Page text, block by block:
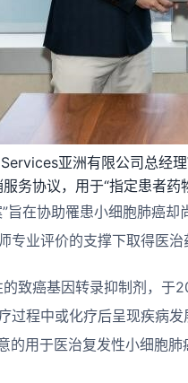
亚洲有限公司总经
务协议，用于“指定患者药
旨在协助罹患小细胞肺癌
专业评价的支撑下取得医
致癌基因转录抑制剂，于
过程中或化疗后呈现疾病
的用于医治复发性小细胞